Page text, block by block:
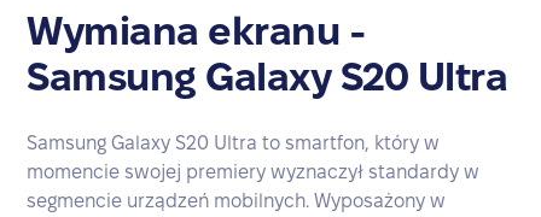
Wymiana ekranu -
Samsung Galaxy S20 Ultra
Samsung Galaxy S20 Ultra to smartfon, który w
momencie swojej premiery wyznaczył standardy w
segmencie urządzeń mobilnych. Wyposażony w